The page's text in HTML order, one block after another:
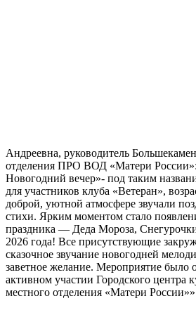
Андреевна, руководитель
отделения ПРО ВОД «Матери России»:
Новогодний вечер»- под таким
для участников клуба «Ветеран»,
доброй, уютной атмосфере звучали
стихи. Ярким моментом стало
праздника — Деда Мороза,
2026 года! Все присутствующие
сказочное звучание новогодней
заветное желание. Мероприятие было
активном участии Городского центра
местного отделения «Матери